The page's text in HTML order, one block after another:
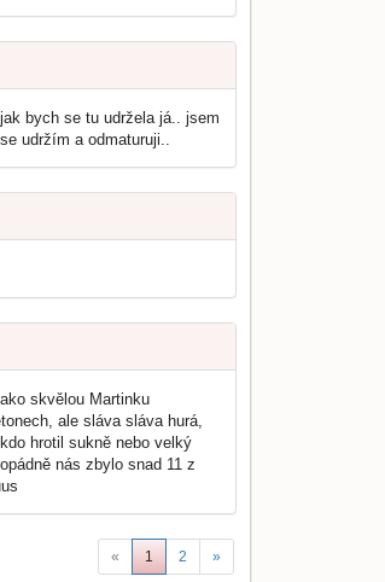
bych se tu udržela já.. jsem
udržím a odmaturuji..
skvělou Martinku
ale sláva sláva hurá,
hrotil sukně nebo velký
nás zbylo snad 11 z
« 1 2 »